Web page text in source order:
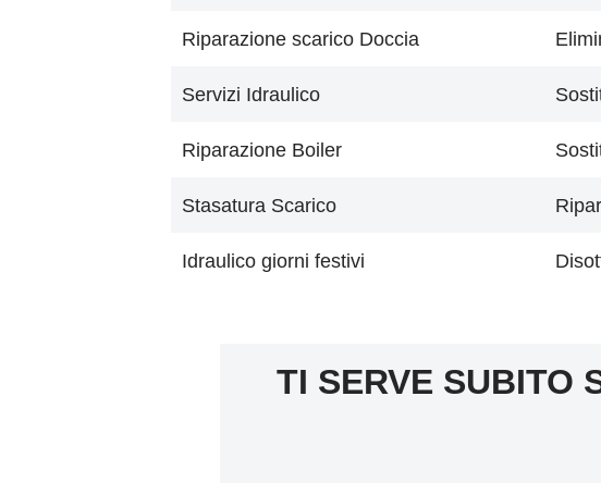
Riparazione scarico Doccia
Servizi Idraulico
Riparazione Boiler
Stasatura Scarico
Idraulico giorni festivi
TI SERVE SUBITO